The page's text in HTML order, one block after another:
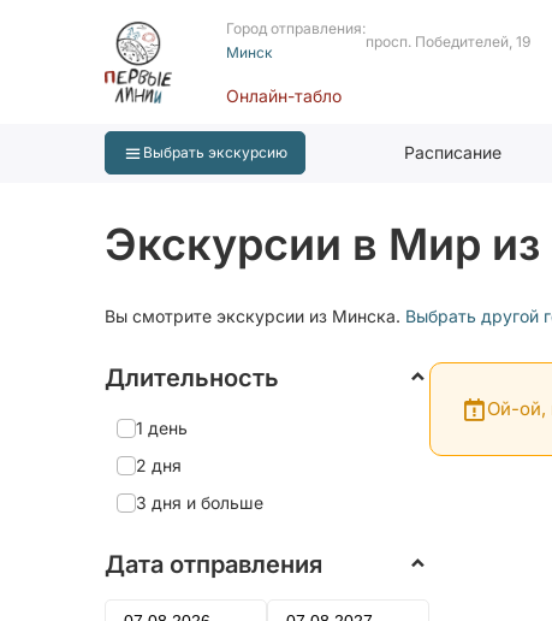
Город отправления:
Минск
просп. Победителей, 19
Онлайн-табло
Выбрать экскурсию Расписание
Экскурсии в Мир
Вы смотрите экскурсии из Минска. Выбрать другой
Длительность
1 день
2 дня
3 дня и больше
Дата отправления
Ой-ой,